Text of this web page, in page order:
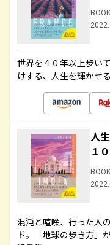
世界を４０年以上歩い
けする、人生を輝かせ
人
１
混沌と喧噪、行った人
ド。「地球の歩き方」